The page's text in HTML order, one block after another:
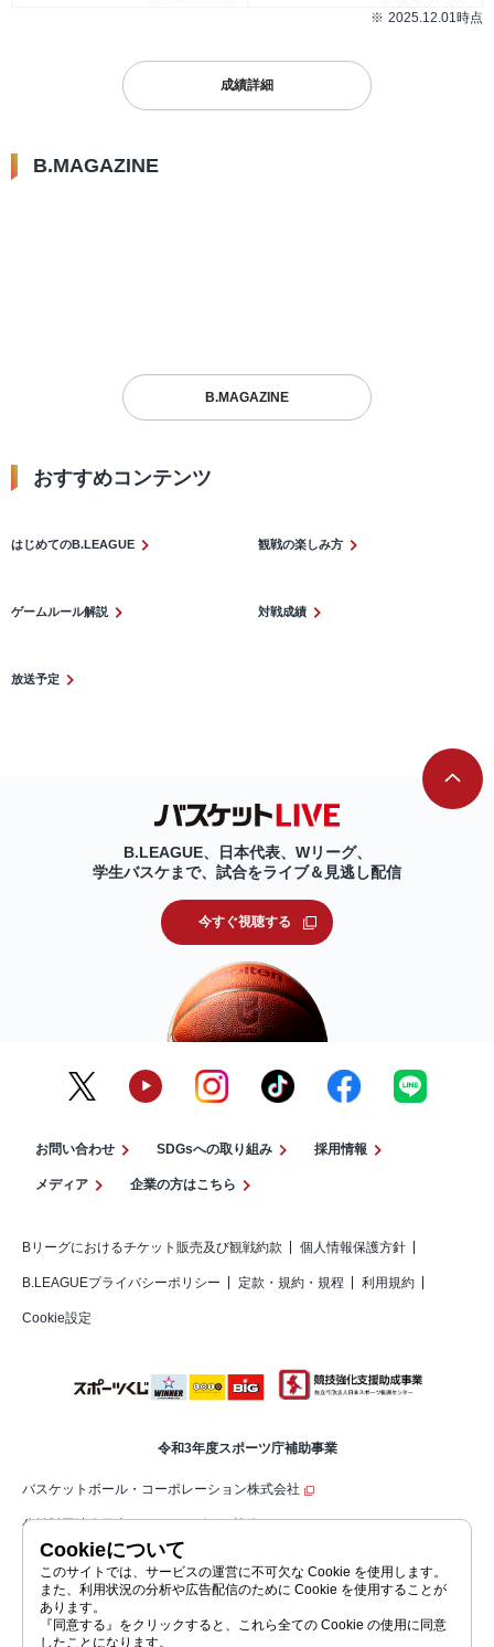
2025.12.01時点
成績詳細
B.MAGAZINE
B.MAGAZINE
おすすめコンテンツ​
はじめてのB.LEAGUE 観戦の楽しみ方
ゲームルール解説 対戦成績
放送予定
B.LEAGUE、日本代表、Wリーグ、
学生バスケまで、試合をライブ＆見逃し配信
今すぐ視聴する
お問い合わせ SDGsへの取り組み 採用情報
メディア 企業の方はこちら
Bリーグにおけるチケット販売及び観戦約款 個人情報保護方針
B.LEAGUEプライバシーポリシー 定款・規約・規程 利用規約
Cookie設定
令和3年度スポーツ庁補助事業
バスケットボール・コーポレーション株式会社
公益財団法人日本バスケットボール協会（JBA）
公益社団法人ジャパン・プロフェッショナル・バスケットボールリーグ（コ
ーポレートサイト）
Cookieについて
このサイトでは、サービスの運営に不可欠な Cookie を使用します。
また、利用状況の分析や広告配信のために Cookie を使用することが
あります。
『同意する』をクリックすると、これら全ての Cookie の使用に同意
したことになります。